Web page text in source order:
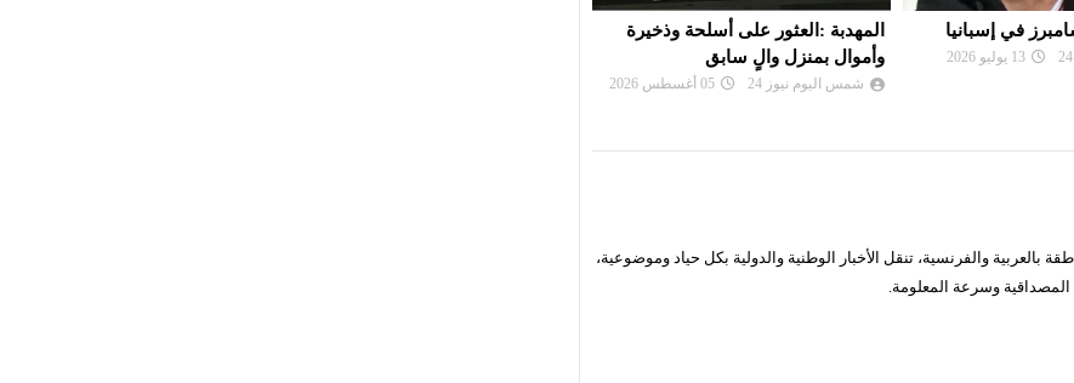
أسلحة وذخيرة
سابق
قضية الهيبة الصينبة : احالة رفيق
بوشلاكة على القطب المالي
شمس اليوم نيوز 24 03 أغسطس 2026
والفرنسية، تنقل الأخبار الوطنية والدولية بكل حياد وموضوعية،
وسرعة المعلومة.